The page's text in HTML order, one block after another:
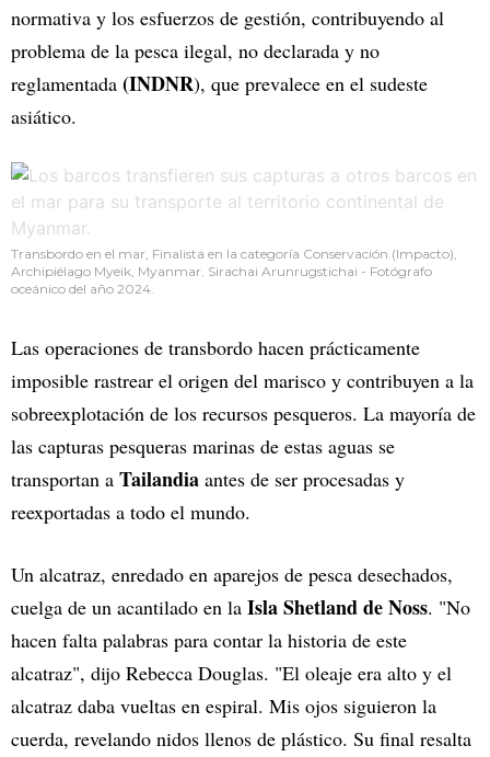
normativa y los esfuerzos de gestión, contribuyendo al
problema de la pesca ilegal, no declarada y no
reglamentada (INDNR), que prevalece en el sudeste
asiático.
Transbordo en el mar, Finalista en la categoría Conservación (Impacto),
Archipiélago Myeik, Myanmar. Sirachai Arunrugstichai - Fotógrafo
oceánico del año 2024.
Las operaciones de transbordo hacen prácticamente
imposible rastrear el origen del marisco y contribuyen a la
sobreexplotación de los recursos pesqueros. La mayoría de
las capturas pesqueras marinas de estas aguas se
transportan a Tailandia antes de ser procesadas y
reexportadas a todo el mundo.
Un alcatraz, enredado en aparejos de pesca desechados,
cuelga de un acantilado en la Isla Shetland de Noss. "No
hacen falta palabras para contar la historia de este
alcatraz", dijo Rebecca Douglas. "El oleaje era alto y el
alcatraz daba vueltas en espiral. Mis ojos siguieron la
cuerda, revelando nidos llenos de plástico. Su final resalta